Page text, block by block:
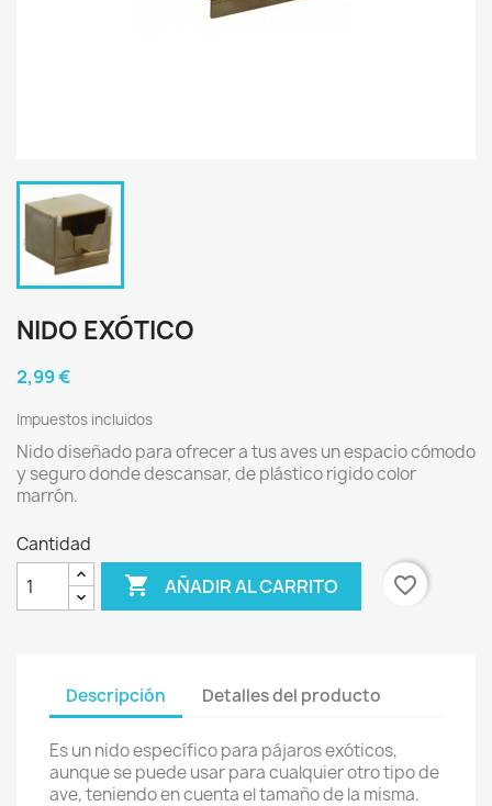
NIDO EXÓTICO
2,99 €
Impuestos incluidos
Nido diseñado para ofrecer a tus aves un espacio cómodo
y seguro donde descansar, de plástico rigido color
marrón.
Cantidad
 AÑADIR AL CARRITO favorite_border
Descripción Detalles del producto
Es un nido específico para pájaros exóticos,
aunque se puede usar para cualquier otro tipo de
ave, teniendo en cuenta el tamaño de la misma.